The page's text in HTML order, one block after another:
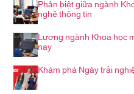
Phân biệt giữa ngành
nghệ thông tin
Lương ngành Khoa học
nay
Khám phá Ngày trải